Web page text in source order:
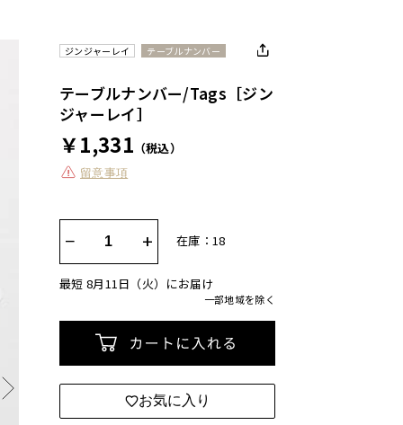
ジンジャーレイ テーブルナンバー
テーブルナンバー/Tags［ジン
ジャーレイ］
￥1,331 （税込）
留意事項
− + 在庫：18
最短 8月11日（火）にお届け
一部地域を除く
お気に入り